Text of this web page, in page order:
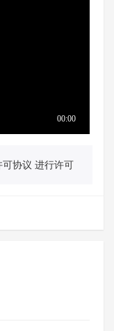
协议 进行许可